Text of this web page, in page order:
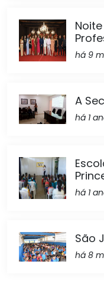
há 9
A
há 1
há 1
São
há 8